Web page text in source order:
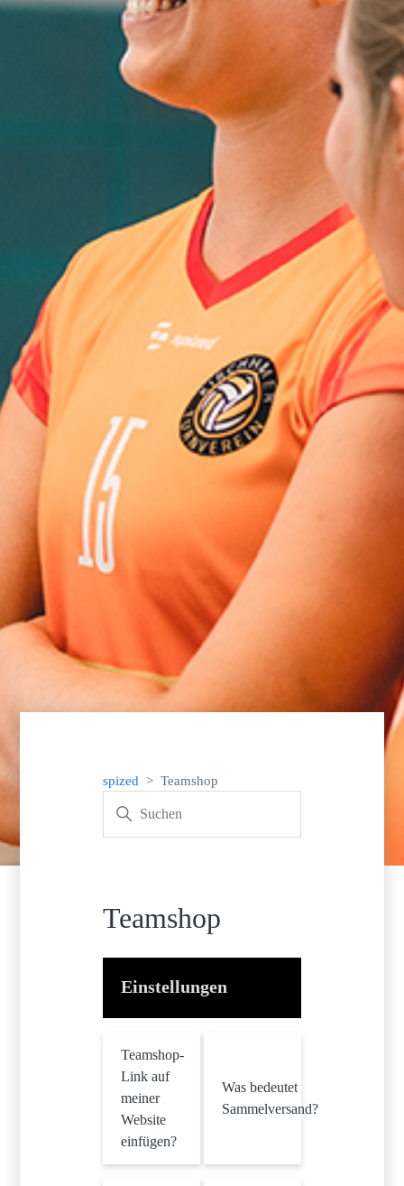
spized Teamshop
Teamshop
Einstellungen
Teamshop-
Link auf
meiner
Website
einfügen?
Was bedeutet
Sammelversand?